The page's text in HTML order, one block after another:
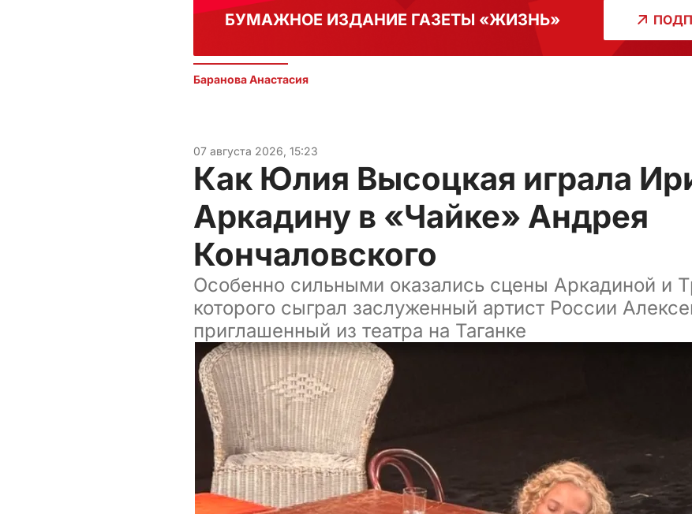
БУМАЖНОЕ ИЗДАНИЕ ГАЗЕТЫ «ЖИЗНЬ»
Баранова Анастасия
07 августа 2026, 15:23
Как Юлия Высоцкая играла
Аркадину в «Чайке» Андрея
Кончаловского
Особенно сильными оказались сцены Аркадиной и
которого сыграл заслуженный артист России
приглашенный из театра на Таганке